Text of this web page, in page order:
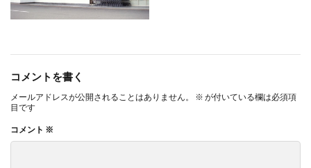
コメントを書く
メールアドレスが公開されることはありません。 ※ が付いている欄は必須項
目です
コメント ※